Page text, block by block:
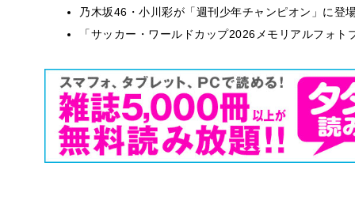
乃木坂46・小川彩が「週刊少年チャンピオン」に
「サッカー・ワールドカップ2026メモリアルフォ